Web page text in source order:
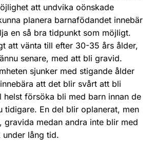
att undvika oönskade
planera barnafödandet innebär
en så bra tidpunkt som möjligt.
att vänta till efter 30-35 års ålder,
senare, med att bli gravid.
sjunker med stigande ålder
att det blir svårt att bli
helst försöka bli med barn innan de
tidigare. En del blir oplanerat, men
gravida medan andra inte blir med
lång tid.